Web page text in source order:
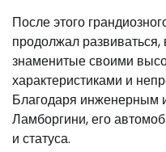
После этого
продолжал
знаменитые своими
характеристиками и
Благодаря инженерным
Ламборгини, его
и статуса.